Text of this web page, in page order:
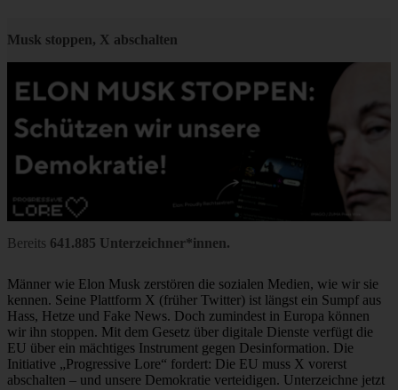
Musk stoppen, X abschalten
Bereits 641.885 Unterzeichner*innen.
Männer wie Elon Musk zerstören die sozialen Medien, wie wir sie
kennen. Seine Plattform X (früher Twitter) ist längst ein Sumpf aus
Hass, Hetze und Fake News. Doch zumindest in Europa können
wir ihn stoppen. Mit dem Gesetz über digitale Dienste verfügt die
EU über ein mächtiges Instrument gegen Desinformation. Die
Initiative „Progressive Lore“ fordert: Die EU muss X vorerst
abschalten – und unsere Demokratie verteidigen. Unterzeichne jetzt